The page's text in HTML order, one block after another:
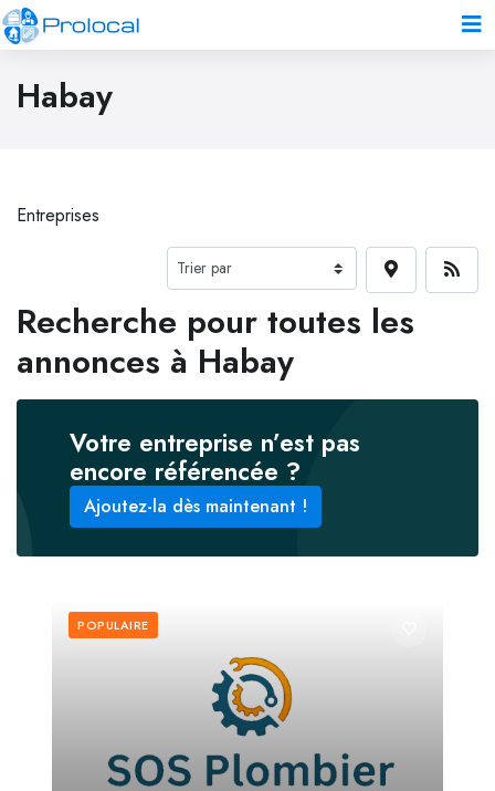
Habay
Entreprises
Recherche pour toutes les
annonces à Habay
Votre entreprise n’est pas
encore référencée ?
Ajoutez-la dès maintenant !
POPULAIRE